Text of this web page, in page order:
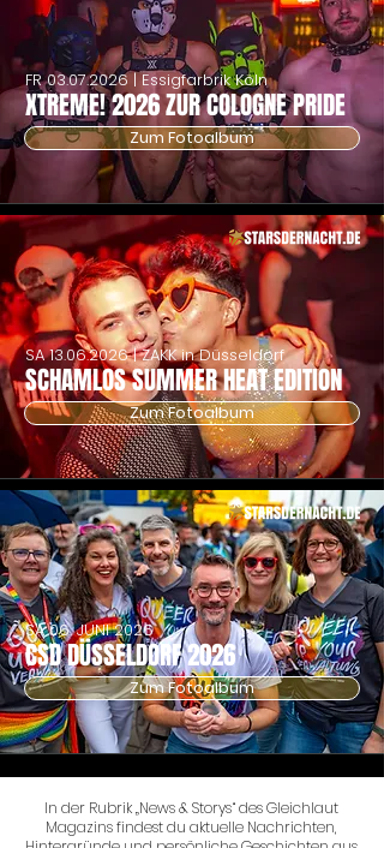
XTREME! 2026 ZUR COLOGNE PRIDE
FR03.07.2026| Essigfarbrik Köln
Zum Fotoalbum
SCHAMLOS SUMMER HEAT EDITION
SA13.06.2026| ZAKK in Düsseldorf
Zum Fotoalbum
CSD DÜSSELDORF 2026
SA 06. JUNI 2026
Zum Fotoalbum
In der Rubrik „News & Storys“ des Gleichlaut
Magazins findest du aktuelle Nachrichten,